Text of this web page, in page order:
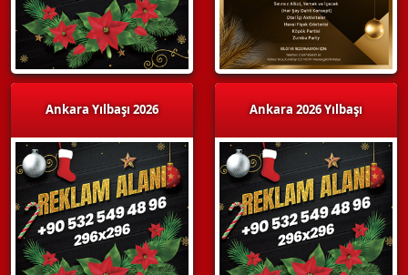
Ankara Yılbaşı 2026 Ankara 2026 Yılbaşı